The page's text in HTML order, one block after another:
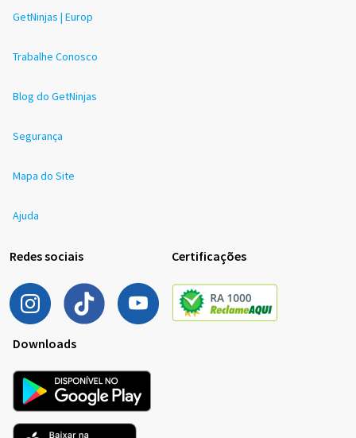
GetNinjas | Europ
Trabalhe Conosco
Blog do GetNinjas
Segurança
Mapa do Site
Ajuda
Redes sociais Certificações
Downloads